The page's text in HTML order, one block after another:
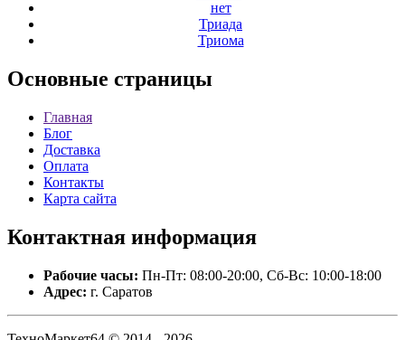
нет
Триада
Триома
Основные страницы
Главная
Блог
Доставка
Оплата
Контакты
Карта сайта
Контактная информация
Рабочие часы: Пн-Пт: 08:00-20:00, Сб-Вс: 10:00-18:00
Адрес: г. Саратов